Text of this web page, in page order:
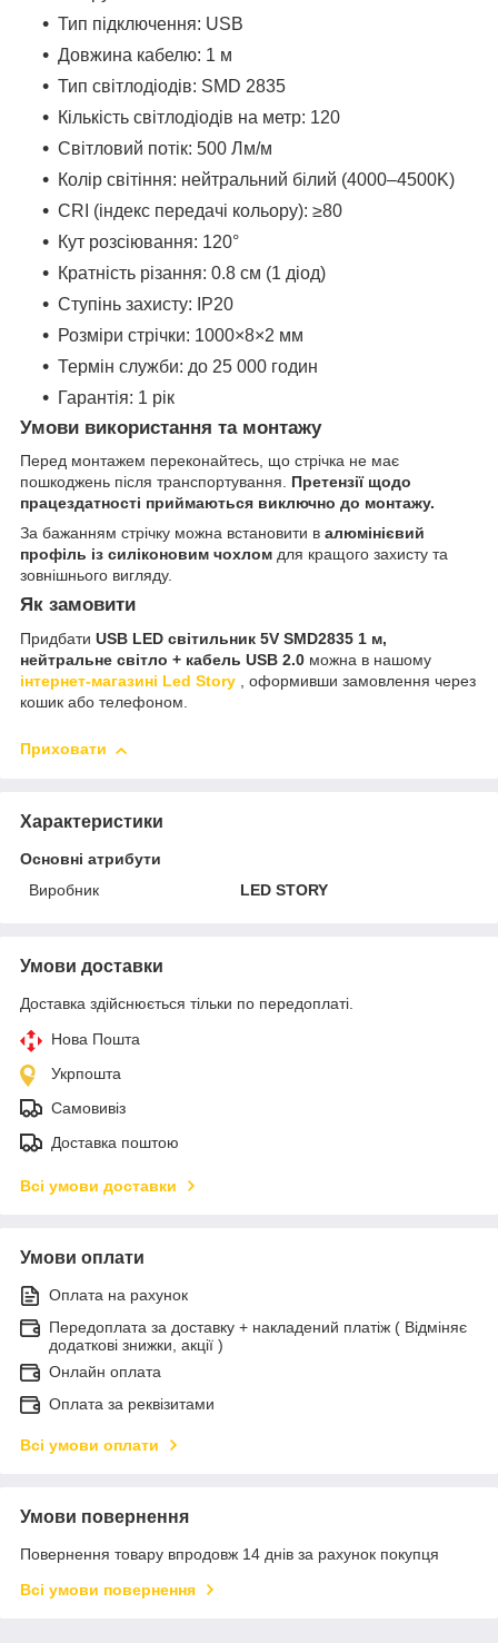
Тип підключення: USB
Довжина кабелю: 1 м
Тип світлодіодів: SMD 2835
Кількість світлодіодів на метр: 120
Світловий потік: 500 Лм/м
Колір світіння: нейтральний білий (4000–4500K)
CRI (індекс передачі кольору): ≥80
Кут розсіювання: 120°
Кратність різання: 0.8 см (1 діод)
Ступінь захисту: IP20
Розміри стрічки: 1000×8×2 мм
Термін служби: до 25 000 годин
Гарантія: 1 рік
Умови використання та монтажу
Перед монтажем переконайтесь, що стрічка не має
пошкоджень після транспортування. Претензії щодо
працездатності приймаються виключно до монтажу.
За бажанням стрічку можна встановити в алюмінієвий
профіль із силіконовим чохлом для кращого захисту та
зовнішнього вигляду.
Як замовити
Придбати USB LED світильник 5V SMD2835 1 м,
нейтральне світло + кабель USB 2.0 можна в нашому
інтернет-магазині Led Story , оформивши замовлення через
кошик або телефоном.
Приховати
Характеристики
Основні атрибути
Виробник
LED STORY
Умови доставки
Доставка здійснюється тільки по передоплаті.
Нова Пошта
Укрпошта
Самовивіз
Доставка поштою
Всі умови доставки
Умови оплати
Оплата на рахунок
Передоплата за доставку + накладений платіж ( Відміняє
додаткові знижки, акції )
Онлайн оплата
Оплата за реквізитами
Всі умови оплати
Умови повернення
Повернення товару впродовж 14 днів за рахунок покупця
Всі умови повернення